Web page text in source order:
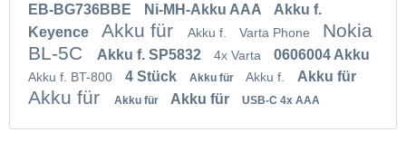
EB-BG736BBE Ni-MH-Akku AAA
Akku f.
Keyence
Akku für Akku f. Varta Phone
Nokia
BL-5C
Akku f. SP5832 4x Varta 0606004 Akku
Akku f. BT-800 4 Stück Akku für Akku f. Akku für
Akku für Akku für Akku für USB-C 4x AAA